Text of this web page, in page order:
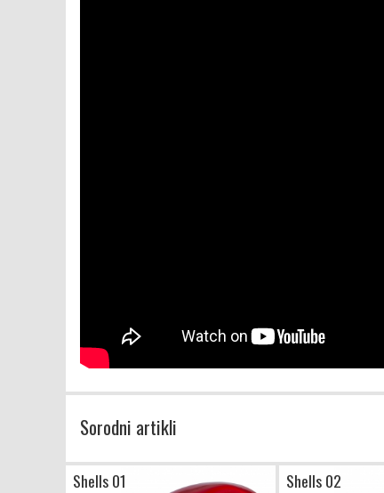
Sorodni artikli
Shells 01 Shells 02